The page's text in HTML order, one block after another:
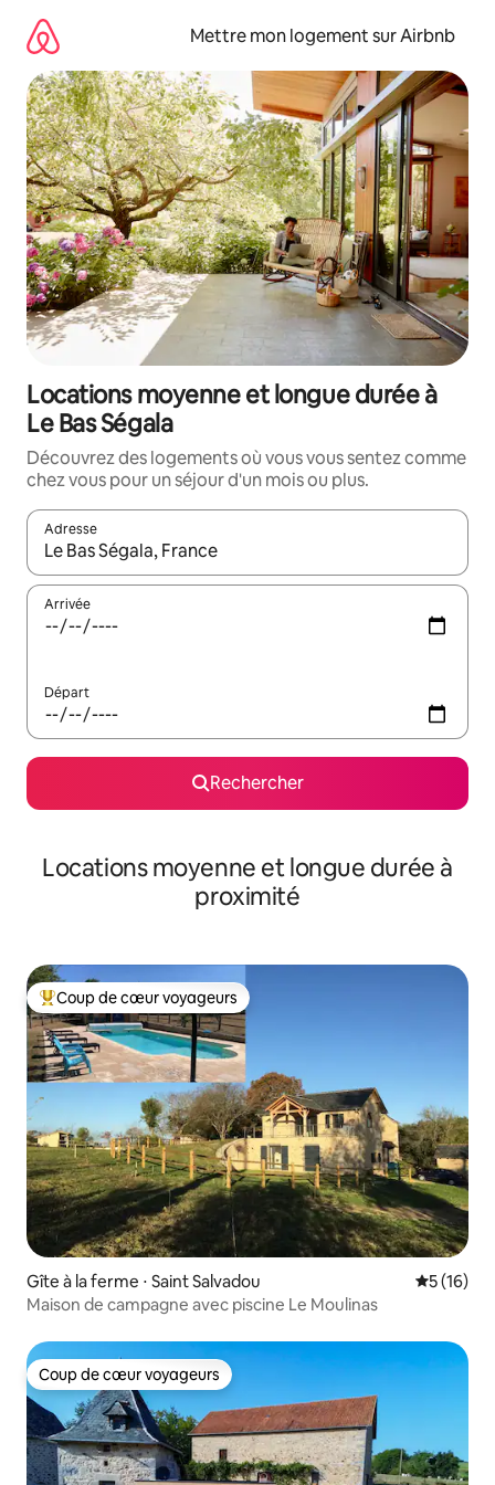
directement
contenu
Mettre mon logement sur Airbnb
Locations moyenne et longue durée à
Le Bas Ségala
Découvrez des logements où vous vous sentez comme
chez vous pour un séjour d'un mois ou plus.
Adresse
Lorsque les résultats s'affichent, utilisez les flèches vers le
Arrivée
Départ
Rechercher
Locations moyenne et longue durée à
proximité
Coups de cœur voyageurs les plus appréciés
Coup de cœur voyageurs
Gîte à la ferme ⋅ Saint Salvadou
5 (16)
Maison de campagne avec piscine Le Moulinas
Coup de cœur voyageurs
Coup de cœur voyageurs